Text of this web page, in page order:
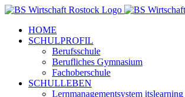
Zum
springenHOME
SCHULPROFIL
Berufsschule
Berufliches Gymnasium
Fachoberschule
SCHULLEBEN
Lernmanagementsystem itslearning